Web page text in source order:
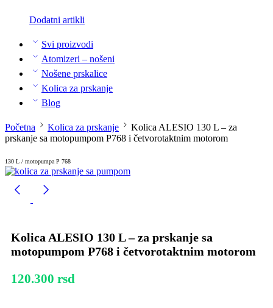
Dodatni artikli
Svi proizvodi
Atomizeri – nošeni
Nošene prskalice
Kolica za prskanje
Blog
Početna Kolica za prskanje
Kolica ALESIO 130 L – za
prskanje sa motopumpom P768 i četvorotaktnim motorom
130 L / motopumpa P 768
Kolica ALESIO 130 L – za prskanje sa
motopumpom P768 i četvorotaktnim motorom
120.300 rsd